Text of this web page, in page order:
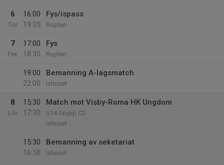
6
Tor
16:00
19:35
Fys/ispass
Roplan
7
Fre
17:00
18:30
Fys
Roplan
19:00
22:00
Bemanning A-lagsmatch
Ishuset
8
Lör
15:30
17:30
Match mot Visby-Roma HK Ungdom
U14 Grupp C2
Ishuset
15:30
16:50
Bemanning av seketariat
Ishuset